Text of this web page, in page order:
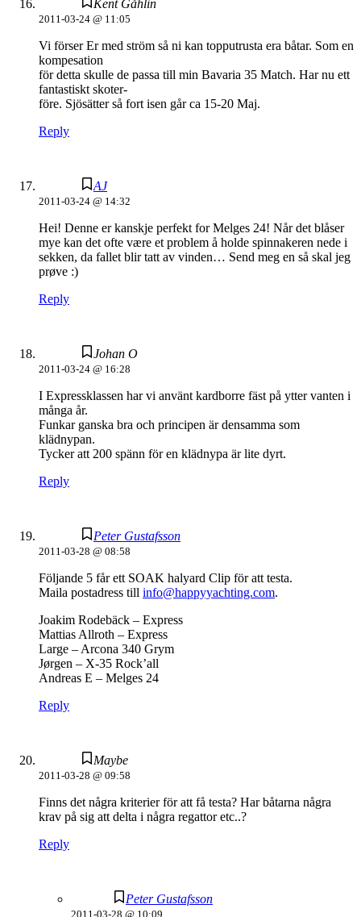
Kent Gåhlin
2011-03-24 @ 11:05
Vi förser Er med ström så ni kan topputrusta era båtar. Som en
kompesation
för detta skulle de passa till min Bavaria 35 Match. Har nu ett
fantastiskt skoter-
före. Sjösätter så fort isen går ca 15-20 Maj.
Reply
AJ
2011-03-24 @ 14:32
Hei! Denne er kanskje perfekt for Melges 24! Når det blåser
mye kan det ofte være et problem å holde spinnakeren nede i
sekken, da fallet blir tatt av vinden… Send meg en så skal jeg
prøve :)
Reply
Johan O
2011-03-24 @ 16:28
I Expressklassen har vi använt kardborre fäst på ytter vanten i
många år.
Funkar ganska bra och principen är densamma som
klädnypan.
Tycker att 200 spänn för en klädnypa är lite dyrt.
Reply
Peter Gustafsson
2011-03-28 @ 08:58
Följande 5 får ett SOAK halyard Clip för att testa.
Maila postadress till info@happyyachting.com.
Joakim Rodebäck – Express
Mattias Allroth – Express
Large – Arcona 340 Grym
Jørgen – X-35 Rock’all
Andreas E – Melges 24
Reply
Maybe
2011-03-28 @ 09:58
Finns det några kriterier för att få testa? Har båtarna några
krav på sig att delta i några regattor etc..?
Reply
Peter Gustafsson
2011-03-28 @ 10:09